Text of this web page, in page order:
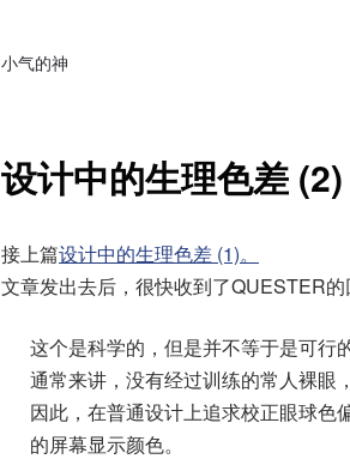
小气的神
设计中的生理色差 (2)
接上篇设计中的生理色差 (1)。
文章发出去后，很快收到了QUESTER的
这个是科学的，但是并不等于是可行
通常来讲，没有经过训练的常人裸眼
因此，在普通设计上追求校正眼球色
的屏幕显示颜色。